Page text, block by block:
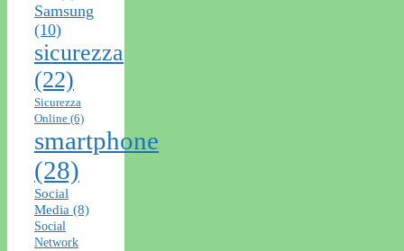
Samsung
(10)
sicurezza
(22)
Sicurezza
Online (6)
smartphone
(28)
Social
Media (8)
Social
Network